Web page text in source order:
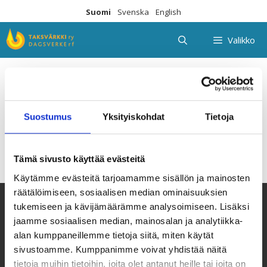
Suostumus Yksityiskohdat Tietoja
Tämä sivusto käyttää evästeitä
Käytämme evästeitä tarjoamamme sisällön ja mainosten
räätälöimiseen, sosiaalisen median ominaisuuksien
tukemiseen ja kävijämäärämme analysoimiseen. Lisäksi
jaamme sosiaalisen median, mainosalan ja analytiikka-
alan kumppaneillemme tietoja siitä, miten käytät
sivustoamme. Kumppanimme voivat yhdistää näitä
tietoja muihin tietoihin, joita olet antanut heille tai joita on
sisältöön
Suomi Svenska English
Valikko